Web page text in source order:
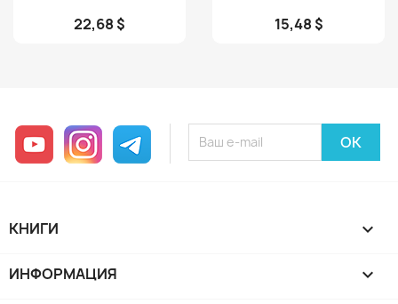
22,68 $ 15,48 $
YouTube InstagramTelegram
КНИГИ 
ИНФОРМАЦИЯ 